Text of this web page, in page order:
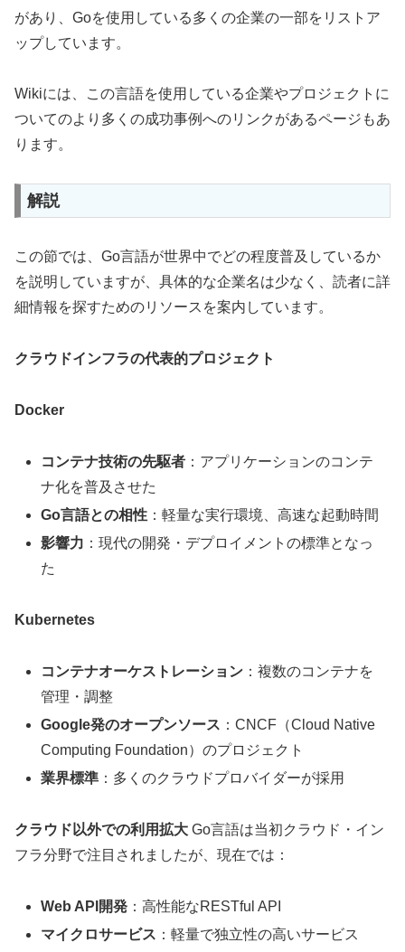
があり、Goを使用している多くの企業の一部をリストア
ップしています。
Wikiには、この言語を使用している企業やプロジェクトに
ついてのより多くの成功事例へのリンクがあるページもあ
ります。
解説
この節では、Go言語が世界中でどの程度普及しているか
を説明していますが、具体的な企業名は少なく、読者に詳
細情報を探すためのリソースを案内しています。
クラウドインフラの代表的プロジェクト
Docker
コンテナ技術の先駆者 ：アプリケーションのコンテ
ナ化を普及させた
Go言語との相性 ：軽量な実行環境、高速な起動時間
影響力 ：現代の開発・デプロイメントの標準となっ
た
Kubernetes
コンテナオーケストレーション ：複数のコンテナを
管理・調整
Google発のオープンソース ：CNCF（Cloud Native
Computing Foundation）のプロジェクト
業界標準 ：多くのクラウドプロバイダーが採用
クラウド以外での利用拡大 Go言語は当初クラウド・イン
フラ分野で注目されましたが、現在では：
Web API開発 ：高性能なRESTful API
マイクロサービス ：軽量で独立性の高いサービス